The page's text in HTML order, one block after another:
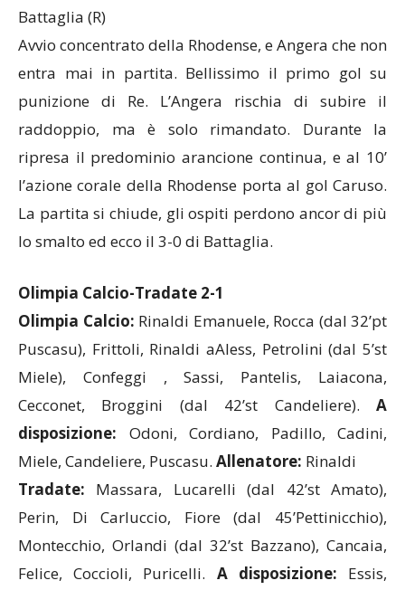
Avvio concentrato della Rhodense, e Angera che non
entra mai in partita. Bellissimo il primo gol su
punizione di Re. L’Angera rischia di subire il
raddoppio, ma è solo rimandato. Durante la
ripresa il predominio arancione continua, e al 10’
l’azione corale della Rhodense porta al gol Caruso.
La partita si chiude, gli ospiti perdono ancor di più
lo smalto ed ecco il 3-0 di Battaglia.
Olimpia Calcio:Rinaldi Emanuele, Rocca (dal 32’pt
Puscasu), Frittoli, Rinaldi aAless, Petrolini (dal 5’st
Miele), Confeggi , Sassi, Pantelis, Laiacona,
Cecconet, Broggini (dal 42’st Candeliere).A
disposizione:Odoni, Cordiano, Padillo, Cadini,
Miele, Candeliere, Puscasu.Allenatore:Rinaldi
Tradate:Massara, Lucarelli (dal 42’st Amato),
Perin, Di Carluccio, Fiore (dal 45’Pettinicchio),
Montecchio, Orlandi (dal 32’st Bazzano), Cancaia,
Felice, Coccioli, Puricelli.A disposizione:Essis,
Basaglia, Pettinicchio, Amato, Bazzano, Uboldi,